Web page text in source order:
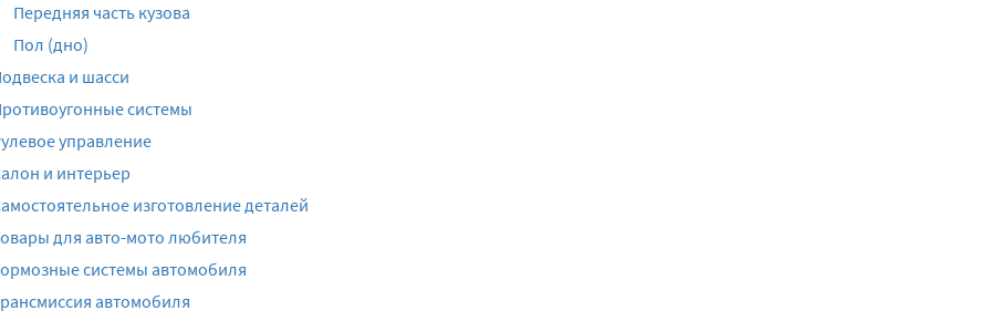
Передняя часть кузова
Пол (дно)
и шасси
системы
управление
и интерьер
изготовление деталей
для авто-мото любителя
системы автомобиля
автомобиля